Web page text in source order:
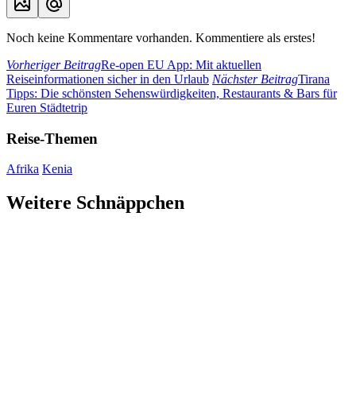
Noch keine Kommentare vorhanden. Kommentiere als erstes!
Vorheriger BeitragRe-open EU App: Mit aktuellen
Reiseinformationen sicher in den Urlaub Nächster BeitragTirana
Tipps: Die schönsten Sehenswürdigkeiten, Restaurants & Bars für
Euren Städtetrip
Reise-Themen
Afrika Kenia
Weitere Schnäppchen